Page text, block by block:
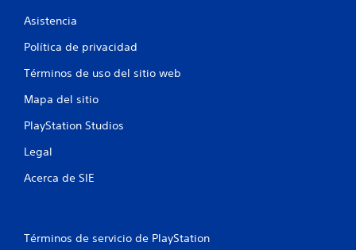
Asistencia
Política de privacidad
Términos de uso del sitio web
Mapa del sitio
PlayStation Studios
Legal
Acerca de SIE
Términos de servicio de PlayStation